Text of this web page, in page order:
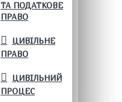
ТА ПОДАТКОВЕ
ПРАВО
ЦИВІЛЬНЕ
ПРАВО
ЦИВІЛЬНИЙ
ПРОЦЕС